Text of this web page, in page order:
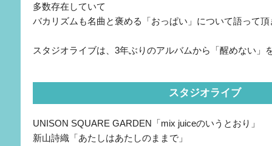
多数存在していて
バカリズムも名曲と褒める「おっぱい」について語って
スタジオライブは、3年ぶりのアルバムから「醒めない」
スタジオライブ
UNISON SQUARE GARDEN「mix juiceのいうとおり」
新山詩織「あたしはあたしのままで」